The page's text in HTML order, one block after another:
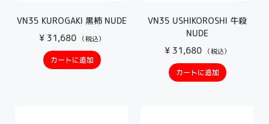
VN35 KUROGAKI 黒柿 NUDE
¥31,680 （税込）
カートに追加
VN35 USHIKOROSHI 牛殺
NUDE
¥31,680 （税込）
カートに追加